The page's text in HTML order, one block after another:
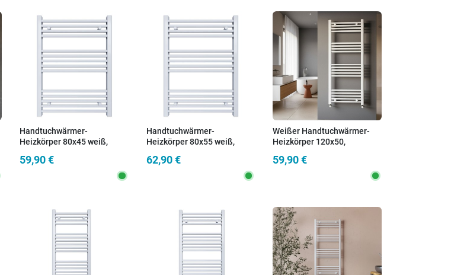
Handtuchwärmer-
Heizkörper 80x45 weiß,
59,90 €
Handtuchwärmer-
Heizkörper 80x55 weiß,
62,90 €
Weißer Handtuchwärmer-
Heizkörper 120x50,
59,90 €